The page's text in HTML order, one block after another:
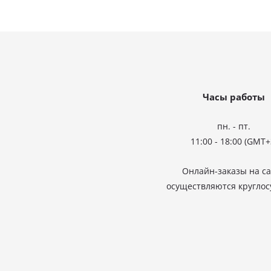
Часы работы
пн. - пт.
11:00 - 18:00
Онлайн-заказы на
осуществляются